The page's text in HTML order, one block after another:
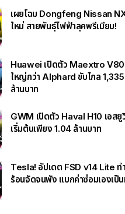
เผยโฉม Dongfeng Nissan
ใหม่ สายพันธุ์ไฟฟ้าลุคพรีเมียม!
Huawei เปิดตัว Maextro
ใหญ่กว่า Alphard ขับไกล 1,335
ล้านบาท
GWM เปิดตัว Haval H10 เอส
เริ่มต้นเพียง 1.04 ล้านบาท
Tesla! อัปเดต FSD v14 Lite ท
ร้อนจัดจนพัง แบกค่าซ่อมเองเป็